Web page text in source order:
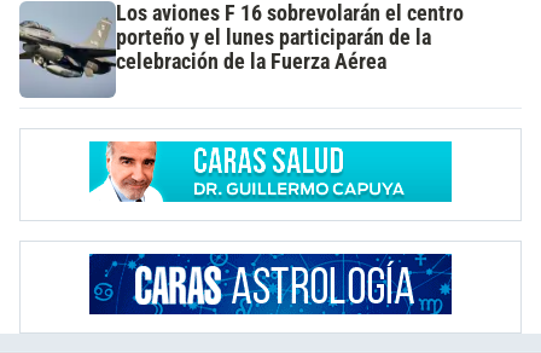
Los aviones F 16 sobrevolarán el centro
porteño y el lunes participarán de la
celebración de la Fuerza Aérea